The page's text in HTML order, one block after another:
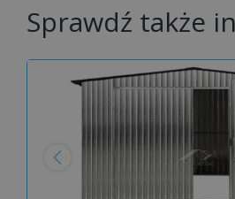
Sprawdź także